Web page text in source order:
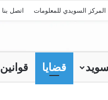
السويدي للمعلومات اتصل بنا
قضايا قوانين